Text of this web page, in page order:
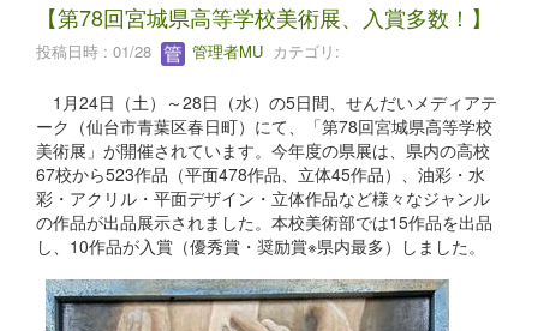
【第78回宮城県高等学校美術展、入賞多数！】
投稿日時 : 01/28 管理者MU カテゴリ:
1月24日（土）～28日（水）の5日間、せんだいメディアテ
ーク（仙台市青葉区春日町）にて、「第78回宮城県高等学校
美術展」が開催されています。今年度の県展は、県内の高校
67校から523作品（平面478作品、立体45作品）、油彩・水
彩・アクリル・平面デザイン・立体作品など様々なジャンル
の作品が出品展示されました。本校美術部では15作品を出品
し、10作品が入賞（優秀賞・奨励賞※県内最多）しました。